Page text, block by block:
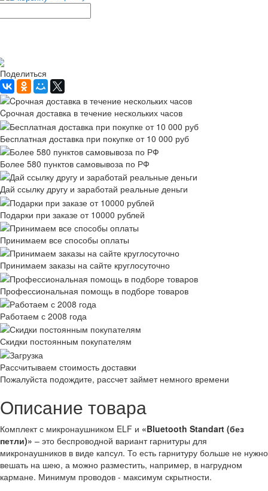
Поделиться
Cрочная доставка в течение нескольких часов
Бесплатная доставка при покупке от 10 000 руб
Более 580 пунктов самовывоза по РФ
Дай ссылку другу и заработай реальные деньги
Подарки при заказе от 10000 рублей
Принимаем все способы оплаты
Принимаем заказы на сайте круглосуточно
Профессиональная помощь в подборе товаров
Работаем с 2008 года
Скидки постоянным покупателям
Рассчитываем стоимость доставки
Пожалуйста подождите, рассчет займет немного времени
Описание товара
Комплект с микронаушником ELF и «Bluetooth Standart (без
петли)» – это беспроводной вариант гарнитуры для
микронаушников в виде капсул. То есть гарнитуру больше не нужно
вешать на шею, а можно разместить, например, в нагрудном
кармане. Минимум проводов - максимум скрытности.